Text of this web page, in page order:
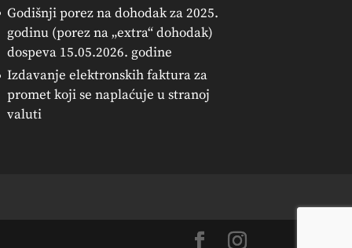
Godišnji porez na dohodak za 2025.
godinu (porez na „extra“ dohodak)
dospeva 15.05.2026. godine
Izdavanje elektronskih faktura za
promet koji se naplaćuje u stranoj
valuti